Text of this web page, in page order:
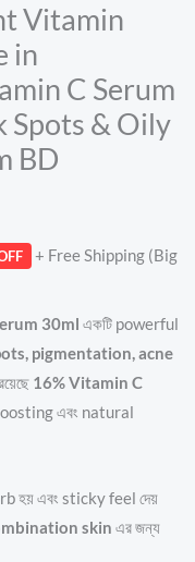
Vitamin
in
C Serum
Spots & Oily
BD
+ Free Shipping (Big
30ml একটি powerful
pigmentation, acne
16% Vitamin C
এবং natural
হয় এবং sticky feel দেয়
skin এর জন্য